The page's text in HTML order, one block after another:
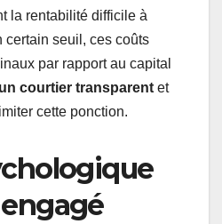
la rentabilité difficile à
certain seuil, ces coûts
par rapport au capital
courtier transparent et
cette ponction.